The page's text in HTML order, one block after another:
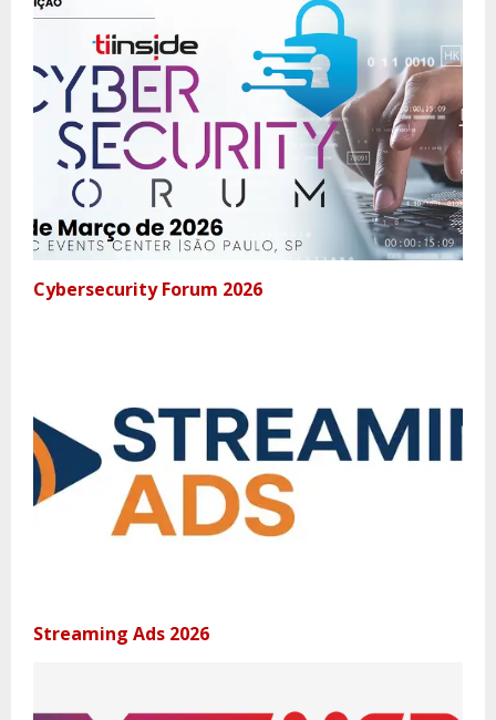
Cybersecurity Forum 2026
Streaming Ads 2026